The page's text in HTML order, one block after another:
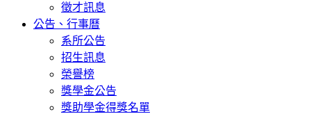
徵才訊息
公告、行事曆
系所公告
招生訊息
榮譽榜
獎學金公告
獎助學金得獎名單